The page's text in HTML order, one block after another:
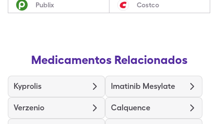
Publix Costco
Medicamentos Relacionados
Kyprolis Imatinib Mesylate
Verzenio Calquence